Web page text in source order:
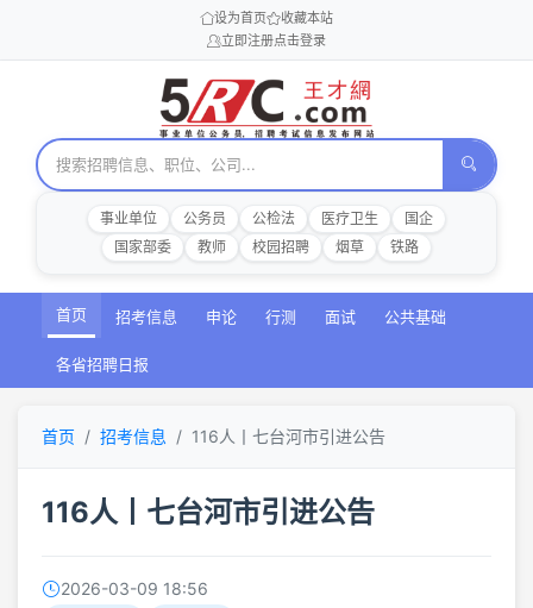
设为首页
收藏本站
立即注册点击登录
事业单位 公务员 公检法 医疗卫生
国企
国家部委
教师 校园招聘 烟草 铁路
首页 招考信息 申论 行测 面试 公共基础
各省招聘日报
首页 招考信息 116人丨七台河市引进公告
116人丨七台河市引进公告
2026-03-09 18:56